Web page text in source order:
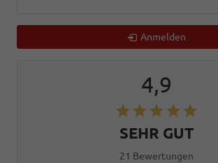
Anmelden
4,9
SEHR GUT
21 Bewertungen